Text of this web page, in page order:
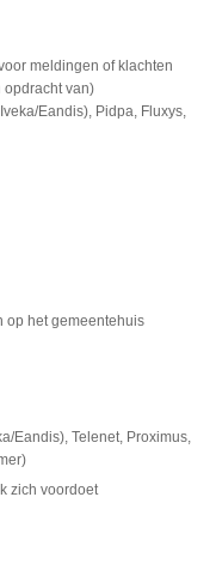
meldingen of klachten
opdracht van)
Eandis), Pidpa, Fluxys,
op het gemeentehuis
Eandis), Telenet, Proximus,
zich voordoet